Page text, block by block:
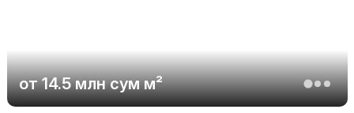
от14.5 млн сумм²